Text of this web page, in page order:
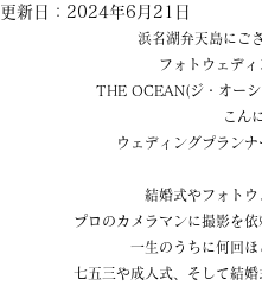
更新日： 2024年6月21日
浜名湖弁天島にご
フォトウェデ
THE OCEAN(ジ・オー
こん
ウェディングプラン
結婚式やフォトウ
プロのカメラマンに撮影を
一生のうちに何回
七五三や成人式、そして結